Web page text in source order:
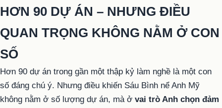
HƠN 90 DỰ ÁN – NHƯNG ĐIỀU
QUAN TRỌNG KHÔNG NẰM Ở CON
SỐ
Hơn 90 dự án trong gần một thập kỷ làm nghề là một con
số đáng chú ý. Nhưng điều khiến Sáu Bình nể Anh Mỹ
không nằm ở số lượng dự án, mà ở vai trò Anh chọn đảm